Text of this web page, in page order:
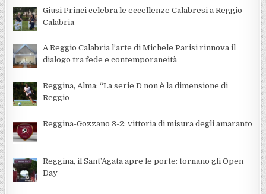
Giusi Princi celebra le eccellenze Calabresi a Reggio
Calabria
A Reggio Calabria l’arte di Michele Parisi rinnova il
dialogo tra fede e contemporaneità
Reggina, Alma: “La serie D non è la dimensione di
Reggio
Reggina-Gozzano 3-2: vittoria di misura degli amaranto
Reggina, il Sant’Agata apre le porte: tornano gli Open
Day